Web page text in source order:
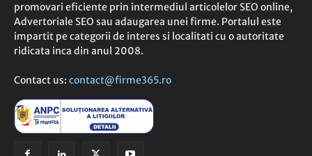
promovari eficiente prin intermediul articolelor SEO online,
Advertoriale SEO sau adaugarea unei firme. Portalul este
impartit pe categorii de interes si localitati cu o autoritate
ridicata inca din anul 2008.
Contact us: contact@firme365.ro